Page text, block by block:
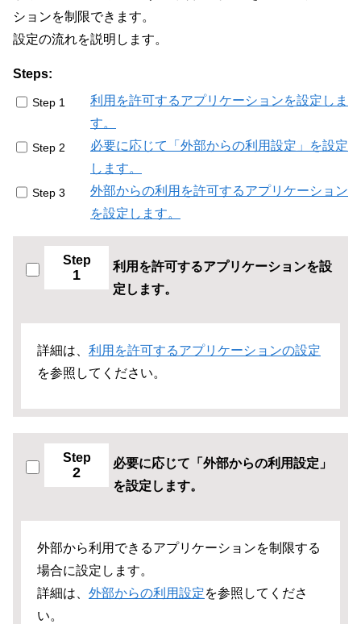
ションを制限できます。
設定の流れを説明します。
Steps:
Step 1
利用を許可するアプリケーションを設定しま
す。
Step 2
必要に応じて「外部からの利用設定」を設定
します。
Step 3
外部からの利用を許可するアプリケーション
を設定します。
Step
1
利用を許可するアプリケーションを設
定します。
詳細は、 利用を許可するアプリケーションの設定
を参照してください。
Step
2
必要に応じて「外部からの利用設定」
を設定します。
外部から利用できるアプリケーションを制限する
場合に設定します。
詳細は、 外部からの利用設定を参照してくださ
い。